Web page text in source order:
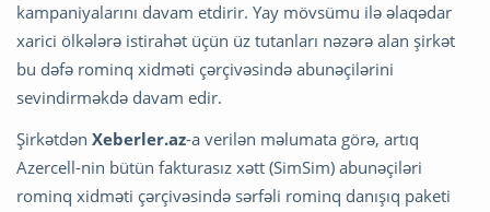
kampaniyalarını davam etdirir. Yay mövsümu ilə əlaqədar
xarici ölkələrə istirahət üçün üz tutanları nəzərə alan şirkət
bu dəfə rominq xidməti çərçivəsində abunəçilərini
sevindirməkdə davam edir.
Şirkətdən Xeberler.az-a verilən məlumata görə, artıq
Azercell-nin bütün fakturasız xətt (SimSim) abunəçiləri
rominq xidməti çərçivəsində sərfəli rominq danışıq paketi